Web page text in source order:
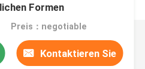
Formen
Preis：negotiable
Kontaktieren Sie